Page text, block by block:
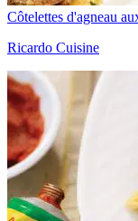
Côtelettes d'agneau
Ricardo Cuisine